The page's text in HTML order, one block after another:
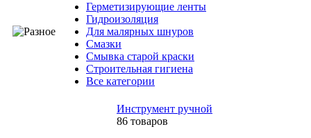
Герметизирующие ленты
Гидроизоляция
Для малярных шнуров
Смазки
Смывка старой краски
Строительная гигиена
Все категории
Инструмент ручной
86 товаров